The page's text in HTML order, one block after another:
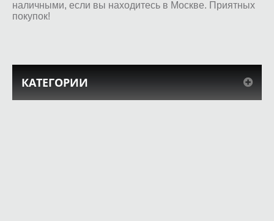
наличными, если вы находитесь в Москве. Приятных
покупок!
КАТЕГОРИИ